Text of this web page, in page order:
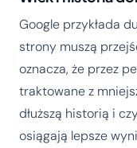
Google przykłada
strony muszą
oznacza, że przez
traktowane z
dłuższą historią i
osiągają lepsze